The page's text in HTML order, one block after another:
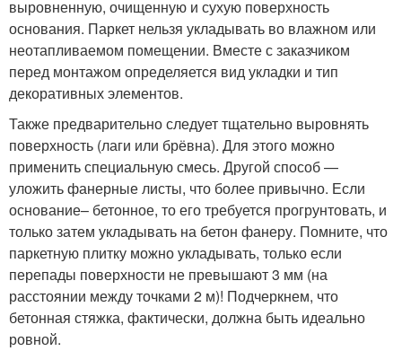
выровненную, очищенную и сухую поверхность
основания. Паркет нельзя укладывать во влажном или
неотапливаемом помещении. Вместе с заказчиком
перед монтажом определяется вид укладки и тип
декоративных элементов.
Также предварительно следует тщательно выровнять
поверхность (лаги или брёвна). Для этого можно
применить специальную смесь. Другой способ —
уложить фанерные листы, что более привычно. Если
основание– бетонное, то его требуется прогрунтовать, и
только затем укладывать на бетон фанеру. Помните, что
паркетную плитку можно укладывать, только если
перепады поверхности не превышают 3 мм (на
расстоянии между точками 2 м)! Подчеркнем, что
бетонная стяжка, фактически, должна быть идеально
ровной.